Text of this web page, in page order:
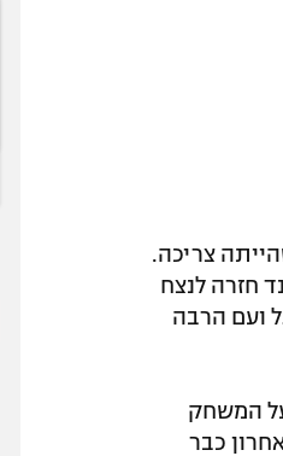
צריכה.
חזרה לנצח
ועם הרבה
השתלטה על המשחק
וברבע האחרון כבר